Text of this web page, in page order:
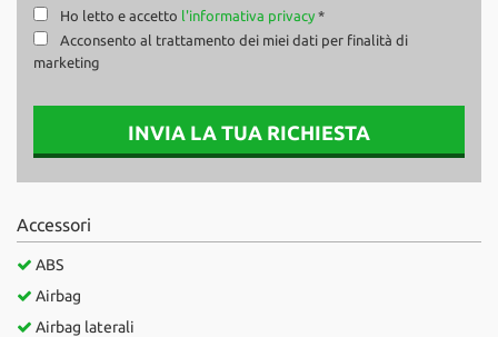
Ho letto e accetto l'informativa privacy *
Acconsento al trattamento dei miei dati per finalità di
marketing
INVIA LA TUA RICHIESTA
Accessori
ABS
Airbag
Airbag laterali